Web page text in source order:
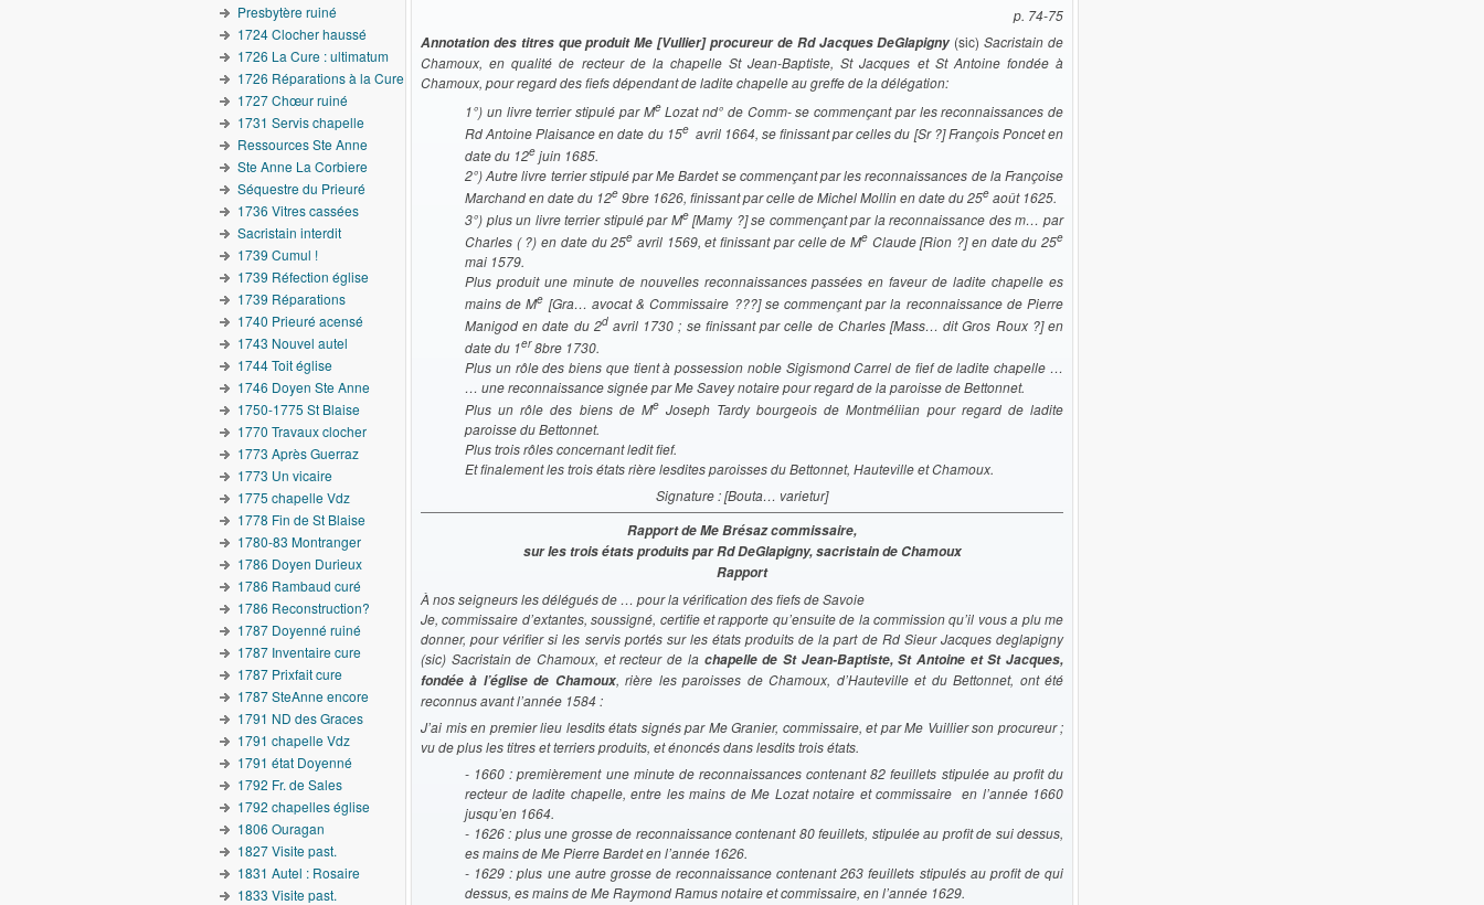
p. 74-75
Annotation des titres que produit Me [Vullier] procureur de Rd Jacques DeGlapigny (sic) Sacristain de
Chamoux, en qualité de recteur de la chapelle St Jean-Baptiste, St Jacques et St Antoine fondée à
Chamoux, pour regard des fiefs dépendant de ladite chapelle au greffe de la délégation:
1°) un livre terrier stipulé par MeLozat nd° de Comm- se commençant par les reconnaissances de
Rd Antoine Plaisance en date du 15eavril 1664, se finissant par celles du [Sr ?] François Poncet en
date du 12e juin 1685.
2°) Autre livre terrier stipulé par Me Bardet se commençant par les reconnaissances de la Françoise
Marchand en date du 12e 9bre 1626, finissant par celle de Michel Mollin en date du 25e août 1625.
3°) plus un livre terrier stipulé par Me[Mamy ?] se commençant par la reconnaissance des m… par
Charles ( ?) en date du 25e avril 1569, et finissant par celle de Me Claude [Rion ?] en date du 25e
mai 1579.
Plus produit une minute de nouvelles reconnaissances passées en faveur de ladite chapelle es
mains de Me [Gra… avocat & Commissaire ???] se commençant par la reconnaissance de Pierre
Manigod en date du 2davril 1730 ; se finissant par celle de Charles [Mass… dit Gros Roux ?] en
date du 1er8bre 1730.
Plus un rôle des biens que tient à possession noble Sigismond Carrel de fief de ladite chapelle …
… une reconnaissance signée par Me Savey notaire pour regard de la paroisse de Bettonnet.
Plus un rôle des biens de MeJoseph Tardy bourgeois de Montméliian pour regard de ladite
paroisse du Bettonnet.
Plus trois rôles concernant ledit fief.
Et finalement les trois états rière lesdites paroisses du Bettonnet, Hauteville et Chamoux.
Signature : [Bouta… varietur]
Rapport de Me Brésaz commissaire,
sur les trois états produits par Rd DeGlapigny, sacristain de Chamoux
Rapport
À nos seigneurs les délégués de … pour la vérification des fiefs de Savoie
Je, commissaire d’extantes, soussigné, certifie et rapporte qu’ensuite de la commission qu’il vous a plu me
donner, pour vérifier si les servis portés sur les états produits de la part de Rd Sieur Jacques deglapigny
(sic) Sacristain de Chamoux, et recteur de lachapelle de St Jean-Baptiste, St Antoine et St Jacques,
fondée à l’église de Chamoux, rière les paroisses de Chamoux, d’Hauteville et du Bettonnet, ont été
reconnus avant l’année 1584 :
J’ai mis en premier lieu lesdits états signés par Me Granier, commissaire, et par Me Vuillier son procureur ;
vu de plus les titres et terriers produits, et énoncés dans lesdits trois états.
- 1660 : premièrement une minute de reconnaissances contenant 82 feuillets stipulée au profit du
recteur de ladite chapelle, entre les mains de Me Lozat notaire et commissaire en l’année 1660
jusqu’en 1664.
- 1626 : plus une grosse de reconnaissance contenant 80 feuillets, stipulée au profit de sui dessus,
es mains de Me Pierre Bardet en l’année 1626.
- 1629 : plus une autre grosse de reconnaissance contenant 263 feuillets stipulés au profit de qui
dessus, es mains de Me Raymond Ramus notaire et commissaire, en l’année 1629.
Presbytère ruiné
1724 Clocher haussé
1726 La Cure : ultimatum
1726 Réparations à la Cure
1727 Chœur ruiné
1731 Servis chapelle
Ressources Ste Anne
Ste Anne La Corbiere
Séquestre du Prieuré
1736 Vitres cassées
Sacristain interdit
1739 Cumul !
1739 Réfection église
1739 Réparations
1740 Prieuré acensé
1743 Nouvel autel
1744 Toit église
1746 Doyen Ste Anne
1750-1775 St Blaise
1770 Travaux clocher
1773 Après Guerraz
1773 Un vicaire
1775 chapelle Vdz
1778 Fin de St Blaise
1780-83 Montranger
1786 Doyen Durieux
1786 Rambaud curé
1786 Reconstruction?
1787 Doyenné ruiné
1787 Inventaire cure
1787 Prixfait cure
1787 SteAnne encore
1791 ND des Graces
1791 chapelle Vdz
1791 état Doyenné
1792 Fr. de Sales
1792 chapelles église
1806 Ouragan
1827 Visite past.
1831 Autel : Rosaire
1833 Visite past.